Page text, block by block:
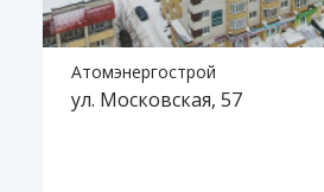
Атомэнергострой
ул. Московская, 57